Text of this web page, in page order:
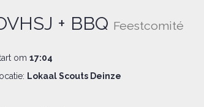
+ BBQ Feestcomité
om 17:04
Lokaal Scouts Deinze